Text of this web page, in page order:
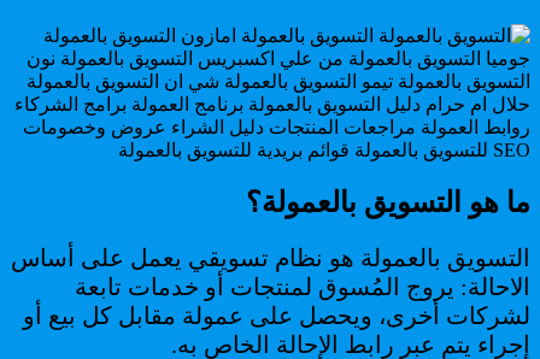
ما هو التسويق بالعمولة؟
التسويق بالعمولة هو نظام تسويقي يعمل على أساس
الاحالة: يروج المُسوق لمنتجات أو خدمات تابعة
لشركات أخرى، ويحصل على عمولة مقابل كل بيع أو
إجراء يتم عبر رابط الإحالة الخاص به.